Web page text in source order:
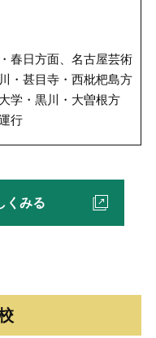
春日方面、名古屋芸術
・甚目寺・西枇杷島方
学・黒川・大曽根方
行
くみる